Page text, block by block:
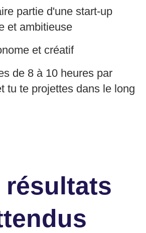
partie d'une start-up
et ambitieuse
et créatif
de 8 à 10 heures par
tu te projettes dans le long
résultats